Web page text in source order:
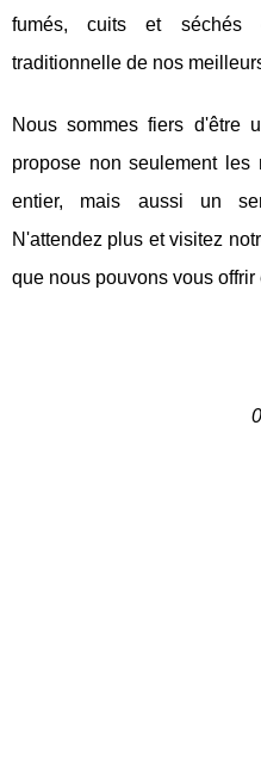
fumés, cuits et séchés
traditionnelle de nos
Nous sommes fiers d'être
propose non seulement
entier, mais aussi un
N'attendez plus et visitez
que nous pouvons vous offrir